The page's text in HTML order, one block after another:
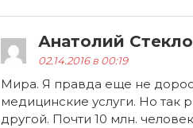
Анатолий
02.14.2016 в 00:19
Мира. Я правда еще не
медицинские услуги. Но так
другой. Почти 10 млн.